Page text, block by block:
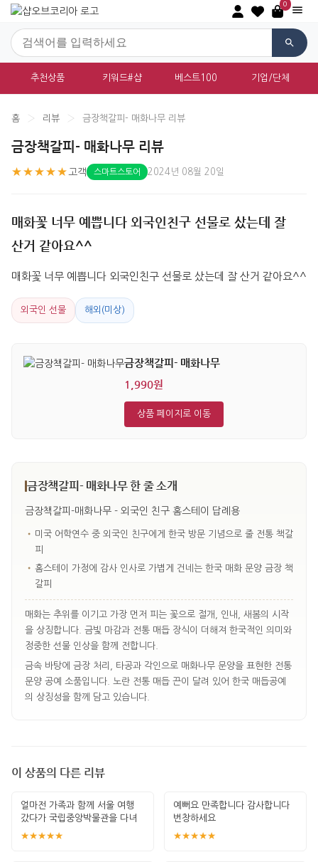
0
추천상품 키워드#샵 베스트100 기업/단체
홈 › 리뷰 › 금장책갈피- 매화나무 리뷰
금장책갈피- 매화나무 리뷰
★★★★★ 고객 스마트스토어 2024년 08월 20일
매화꽃 너무 예쁩니다 외국인친구 선물로 샀는데 잘
산거 같아요^^
매화꽃 너무 예쁩니다 외국인친구 선물로 샀는데 잘 산거 같아요^^
외국인 선물 해외(미상)
금장책갈피- 매화나무
1,990원
상품 페이지로 이동
금장책갈피- 매화나무 한 줄 소개
금장책갈피-매화나무 - 외국인 친구 홈스테이 답례용
• 미국 어학연수 중 외국인 친구에게 한국 방문 기념으로 줄 전통 책갈
피
• 홈스테이 가정에 감사 인사로 가볍게 건네는 한국 매화 문양 금장 책
갈피
매화는 추위를 이기고 가장 먼저 피는 꽃으로 절개, 인내, 새봄의 시작
을 상징합니다. 금빛 마감과 전통 매듭 장식이 더해져 한국적인 의미와
정중한 선물 인상을 함께 전합니다.
금속 바탕에 금장 처리, 타공과 각인으로 매화나무 문양을 표현한 전통
문양 공예 소품입니다. 노란 전통 매듭 끈이 달려 있어 한국 매듭공예
의 상징성을 함께 담고 있습니다.
이 상품의 다른 리뷰
얼마전 가족과 함께 서울 여행
갔다가 국립중앙박물관을 다녀
왔는데요. 그곳
★★★★★
예뻐요 만족합니다 감사합니다
번창하세요
★★★★★